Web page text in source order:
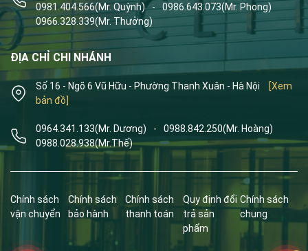
0981.404.566(Mr. Quỳnh) - 0986.643.073(Mr. Phong)
0966.328.339(Mr. Thưởng)
ĐỊA CHỈ CHI NHÁNH
Số 16 - Ngõ 6 Vũ Hữu - Phường Thanh Xuân - Hà Nội
[Xem
bản đồ]
0964.341.133(Mr. Dương) - 0988.842.250(Mr. Hoàng)
0988.028.938(Mr.Thế)
Chính sách
vận chuyển
Chính sách
bảo hành
Chính sách
thanh toán
Quy định đổi
trả sản
phẩm
Chính sách
chung